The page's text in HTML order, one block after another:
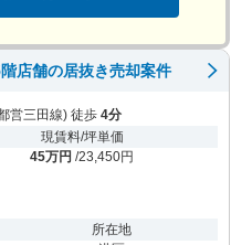
店舗の居抜き売却案件
営三田線) 徒歩 4分
現賃料/坪単価
45万円 /23,450円
所在地